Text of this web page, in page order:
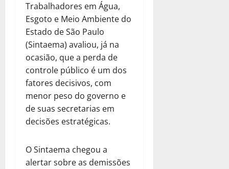
Trabalhadores em Água,
Esgoto e Meio Ambiente do
Estado de São Paulo
(Sintaema) avaliou, já na
ocasião, que a perda de
controle público é um dos
fatores decisivos, com
menor peso do governo e
de suas secretarias em
decisões estratégicas.
O Sintaema chegou a
alertar sobre as demissões